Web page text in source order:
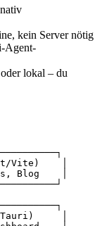
kein Server nötig
Agent-
lokal – du
Vite)    │
Blog    │
│